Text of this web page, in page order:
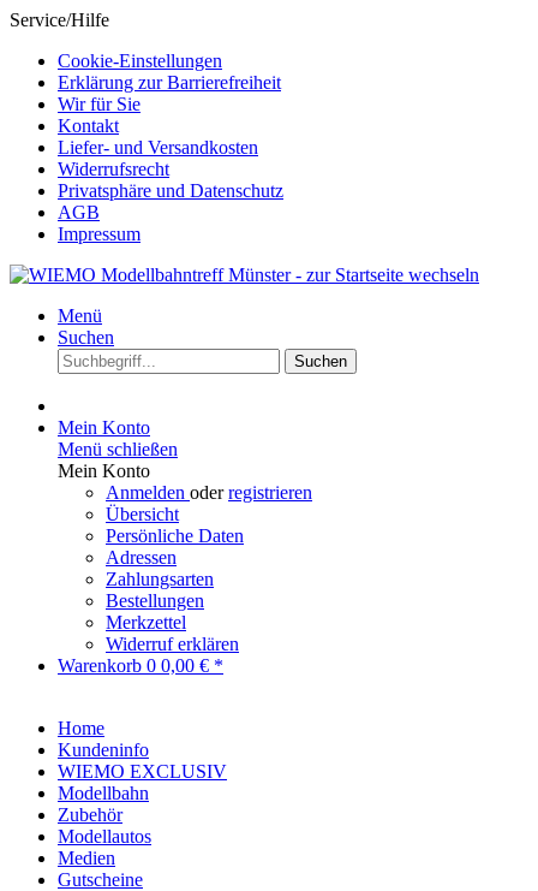
Service/Hilfe
Cookie-Einstellungen
Erklärung zur Barrierefreiheit
Wir für Sie
Kontakt
Liefer- und Versandkosten
Widerrufsrecht
Privatsphäre und Datenschutz
AGB
Impressum
Menü
Suchen
Suchen
Mein Konto
Menü schließen
Mein Konto
Anmelden oderregistrieren
Übersicht
Persönliche Daten
Adressen
Zahlungsarten
Bestellungen
Merkzettel
Widerruf erklären
Warenkorb 0 0,00 € *
Home
Kundeninfo
WIEMO EXCLUSIV
Modellbahn
Zubehör
Modellautos
Medien
Gutscheine